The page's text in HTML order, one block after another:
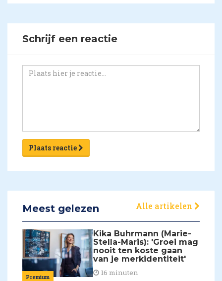
Schrijf een reactie
Plaats reactie
Meest gelezen Alle artikelen
Premium
Kika Buhrmann (Marie-
Stella-Maris): 'Groei mag
nooit ten koste gaan
van je merkidentiteit'
16 minuten